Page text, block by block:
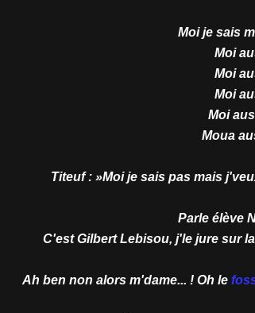
Moi je sais
Moi
Moi
Moi
Moi
Moua
Titeuf : »Moi je sais pas mais
Parle élève
C'est Gilbert Lebisou, j'le jure sur
Ah ben non alors m'dame... ! Oh le